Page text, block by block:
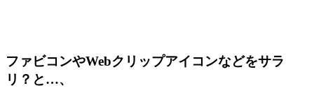
ファビコンやWebクリップアイコンなどをサラ
リ？と…、